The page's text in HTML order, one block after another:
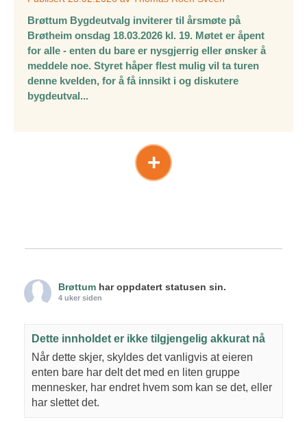
Brøttum Bygdeutvalg inviterer til årsmøte på
Brøtheim onsdag 18.03.2026 kl. 19. Møtet er åpent
for alle - enten du bare er nysgjerrig eller ønsker å
meddele noe. Styret håper flest mulig vil ta turen
denne kvelden, for å få innsikt i og diskutere
bygdeutval...
+
Brøttum har oppdatert statusen sin.
4 uker siden
Dette innholdet er ikke tilgjengelig akkurat nå
Når dette skjer, skyldes det vanligvis at eieren
enten bare har delt det med en liten gruppe
mennesker, har endret hvem som kan se det, eller
har slettet det.